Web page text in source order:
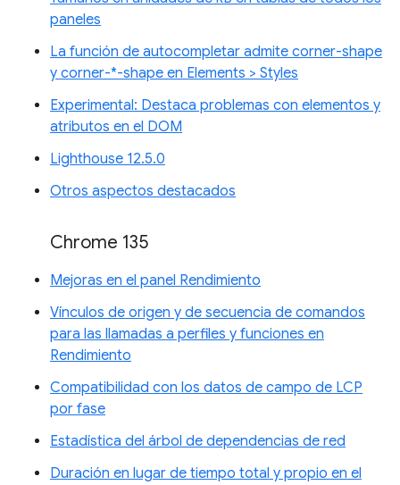
paneles
La función de autocompletar admite corner-shape
y corner-*-shape en Elements > Styles
Experimental: Destaca problemas con elementos y
atributos en el DOM
Lighthouse 12.5.0
Otros aspectos destacados
Chrome 135
Mejoras en el panel Rendimiento
Vínculos de origen y de secuencia de comandos
para las llamadas a perfiles y funciones en
Rendimiento
Compatibilidad con los datos de campo de LCP
por fase
Estadística del árbol de dependencias de red
Duración en lugar de tiempo total y propio en el